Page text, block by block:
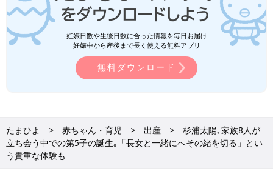
妊娠日数や生後日数に合った情報を毎日お届け
妊娠中から産後まで長く使える無料アプリ
無料ダウンロード
たまひよ 赤ちゃん・育児 出産
杉浦太陽､家族8人が
立ち会う中での第5子の誕生｡「長女と一緒にへその緒を切る」とい
う貴重な体験も